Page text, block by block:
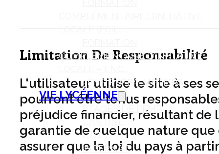
COMPLÉMENTAIRE D’INITIATIVE
3ÈME PRÉPA-MÉTIERS
VIE LYCÉENNE
STAGES DE PFMP
CANTINE
C.D.I.
INTERNAT
Limitation De Responsabilité
L'utilisateur utilise le site à ses
pourront être tenus
préjudice financier, résultant de
garantie de quelque nature que
assurer que la loi du pays à